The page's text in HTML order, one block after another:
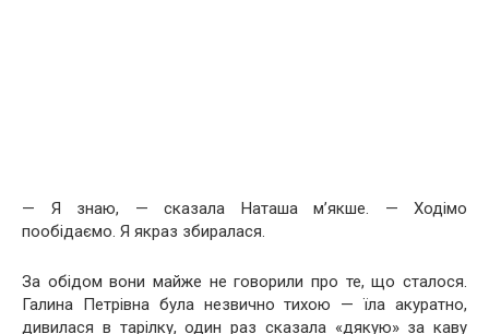
— Я знаю, — сказала Наташа м’якше. — Ходімо
пообідаємо. Я якраз збиралася.
За обідом вони майже не говорили про те, що сталося.
Галина Петрівна була незвично тихою — їла акуратно,
дивилася в тарілку, один раз сказала «дякую» за каву